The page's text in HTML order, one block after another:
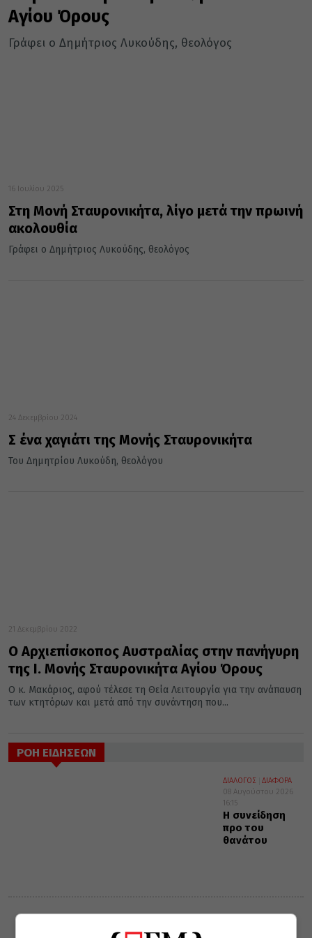
Αγίου Όρους
Γράφει ο Δημήτριος Λυκούδης, θεολόγος
16 Ιουλίου 2025
Στη Μονή Σταυρονικήτα, λίγο μετά την πρωινή
ακολουθία
Γράφει ο Δημήτριος Λυκούδης, θεολόγος
24 Δεκεμβρίου 2024
Σ᾿ ένα χαγιάτι της Μονής Σταυρονικήτα
Του Δημητρίου Λυκούδη, θεολόγου
21 Δεκεμβρίου 2022
Ο Αρχιεπίσκοπος Αυστραλίας στην πανήγυρη
της Ι. Μονής Σταυρονικήτα Αγίου Όρους
Ο κ. Μακάριος, αφού τέλεσε τη Θεία Λειτουργία για την ανάπαυση
των κτητόρων και μετά από την συνάντηση που...
ΡΟΗ ΕΙΔΗΣΕΩΝ
ΔΙΑΛΟΓΟΣ
ΔΙΑΦΟΡΑ
08 Αυγούστου 2026
16:15
Η συνείδηση
προ του
θανάτου
VIDEOS
ΔΙΑΦΟΡΑ